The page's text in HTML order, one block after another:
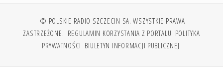
© POLSKIE RADIO SZCZECIN SA. WSZYSTKIE PRAWA
ZASTRZEŻONE. REGULAMIN KORZYSTANIA Z PORTALU POLITYKA
PRYWATNOŚCI BIULETYN INFORMACJI PUBLICZNEJ